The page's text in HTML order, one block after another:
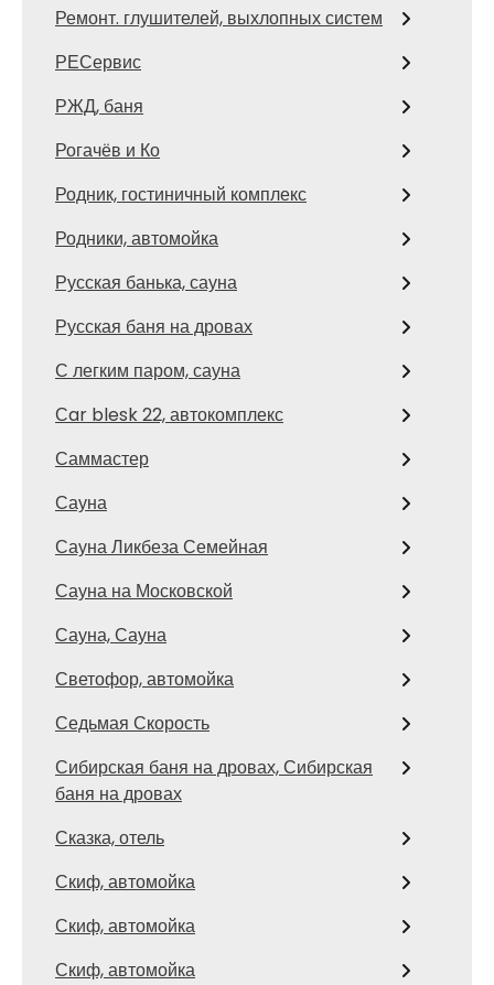
Ремонт. глушителей, выхлопных систем
РЕСервис
РЖД, баня
Рогачёв и Ко
Родник, гостиничный комплекс
Родники, автомойка
Русская банька, сауна
Русская баня на дровах
С легким паром, сауна
Сar blesk 22, автокомплекс
Саммастер
Сауна
Сауна Ликбеза Семейная
Сауна на Московской
Сауна, Сауна
Светофор, автомойка
Седьмая Скорость
Сибирская баня на дровах, Сибирская
баня на дровах
Сказка, отель
Скиф, автомойка
Скиф, автомойка
Скиф, автомойка